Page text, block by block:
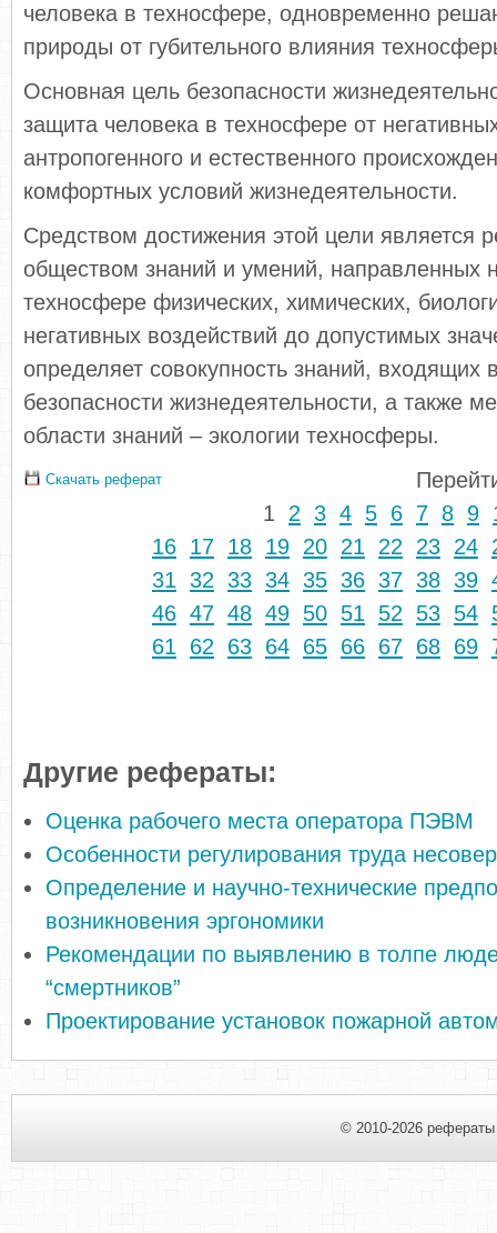
человека в техносфере, одновременно
природы от губительного влияния
Основная цель безопасности
защита человека в техносфере от
антропогенного и естественного
комфортных условий жизнедеятельности.
Средством достижения этой цели является
обществом знаний и умений, направленных
техносфере физических, химических,
негативных воздействий до допустимых
определяет совокупность знаний, входящих
безопасности жизнедеятельности, а также
области знаний – экологии техносферы.
Скачать реферат
1 2 3 4 5 6 7 8 9
16 17 18 19 20 21 22 23 24
31 32 33 34 35 36 37 38 39
46 47 48 49 50 51 52 53 54
61
62 63 64 65 66 67 68 69
Другие рефераты:
Оценка рабочего места оператора ПЭВМ
Особенности регулирования труда
Определение и научно-технические
возникновения эргономики
Рекомендации по выявлению в толпе
“смертников”
Проектирование установок пожарной
© 2010-2026 рефераты